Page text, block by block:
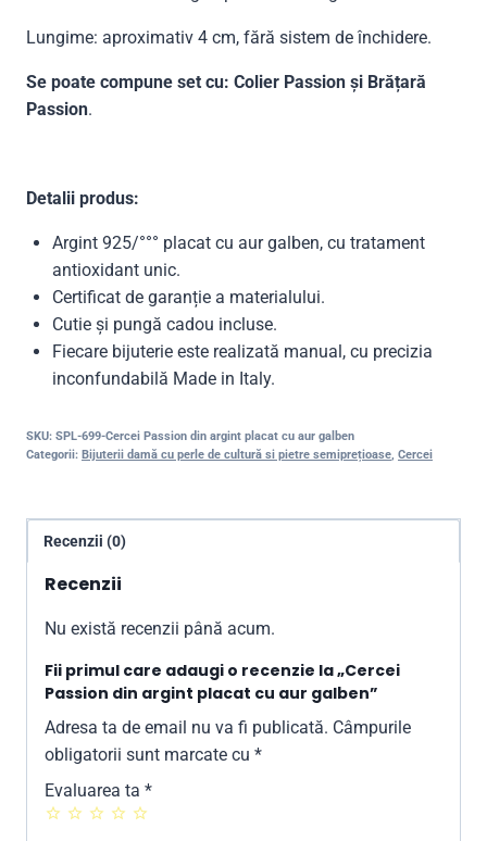
Lungime: aproximativ 4 cm, fără sistem de închidere.
Se poate compune set cu: Colier Passion și Brățară
Passion.
Detalii produs:
Argint 925/°°° placat cu aur galben, cu tratament
antioxidant unic.
Certificat de garanție a materialului.
Cutie și pungă cadou incluse.
Fiecare bijuterie este realizată manual, cu precizia
inconfundabilă Made in Italy.
SKU: SPL-699-Cercei Passion din argint placat cu aur galben
Categorii: Bijuterii damă cu perle de cultură si pietre semiprețioase, Cercei
Recenzii (0)
Recenzii
Nu există recenzii până acum.
Fii primul care adaugi o recenzie la „Cercei
Passion din argint placat cu aur galben”
Adresa ta de email nu va fi publicată. Câmpurile
obligatorii sunt marcate cu *
Evaluarea ta *